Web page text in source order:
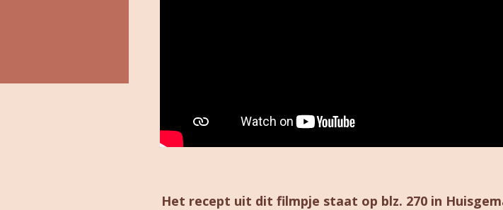
Het recept uit dit filmpje staat op blz. 270 in